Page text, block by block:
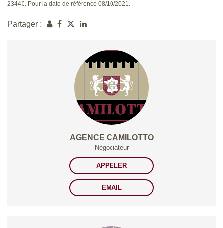
2344€. Pour la date de référence 08/10/2021.
Partager :
AGENCE CAMILOTTO
Négociateur
APPELER
EMAIL